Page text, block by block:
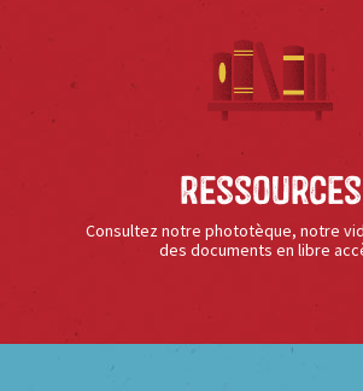
Ressources
Consultez notre phototèque, notre
des documents en libre